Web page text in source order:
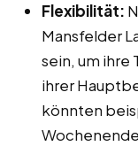
Flexibilität:
Mansfelder
sein, um
ihrer
könnten